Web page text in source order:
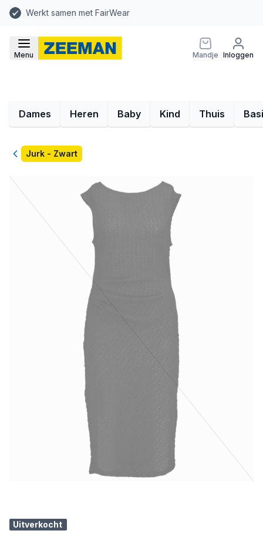
Werkt samen met FairWear
Menu Mandje Inloggen
Dames Heren Baby Kind Thuis
TerugJurk - Zwart
Uitverkocht